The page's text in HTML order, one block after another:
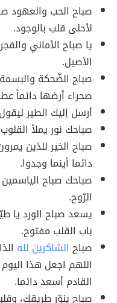
صباح الحب والعهود
لأحلى قلب بالوجود.
يا صباح الأماني
الأصيل.
صباح الضّحكة
صحراء أرضها دائماً
أرسل إليك الطير
صباحك نور يملأ
صباح الخير للذين
دائما أينما وجدوا.
صباحك صباح الياسمين
الرّوح.
يسعد صباح الورد يا
باب القلب مفتوح.
صباح الشاكرين لله
اللهم اجعل هذا
القادم أسعد دائما.
صباح ينوّر طريقك،